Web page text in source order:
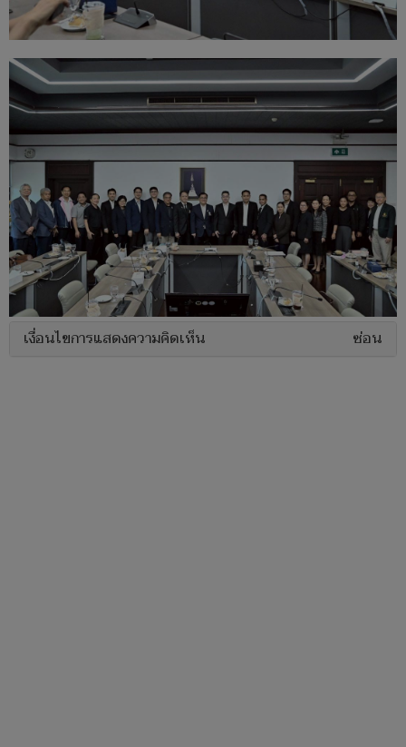
เงื่อนไขการแสดงความคิดเห็น ซ่อน